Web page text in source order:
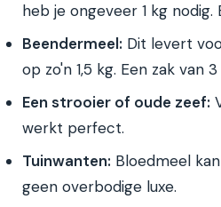
heb je ongeveer 1 kg
Beendermeel: Dit levert
op zo'n 1,5 kg. Een zak van
Een strooier of oude zeef:
werkt perfect.
Tuinwanten: Bloedmeel
geen overbodige luxe.